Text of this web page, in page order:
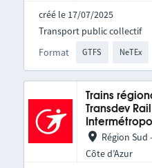
créé le 17/07/2025
Format GTFS NeTEx
Transport public collectif
Trains
Transdev
Région
Côte d’Azur